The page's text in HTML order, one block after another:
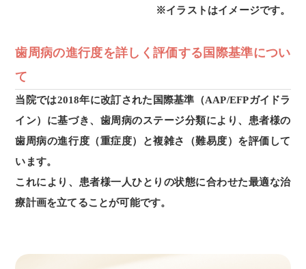
※イラストはイメージです。
歯周病の進行度を詳しく評価する国際基準につい
て
当院では2018年に改訂された国際基準（AAP/EFPガイドラ
イン）に基づき、歯周病のステージ分類により、患者様の
歯周病の進行度（重症度）と複雑さ（難易度）を評価して
います。
これにより、患者様一人ひとりの状態に合わせた最適な治
療計画を立てることが可能です。